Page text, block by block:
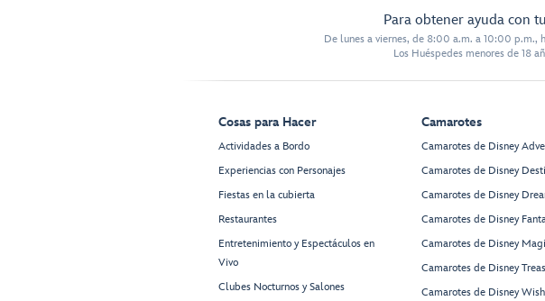
Para obtener ayuda con
De lunes a viernes, de 8:00 a.m. a 10:00 p.m.,
Los Huéspedes menores de 18
Cosas para Hacer
Actividades a Bordo
Experiencias con Personajes
Fiestas en la cubierta
Restaurantes
Entretenimiento y Espectáculos en
Vivo
Clubes Nocturnos y Salones
Camarotes
Camarotes de Disney
Camarotes de Disney
Camarotes de Disney
Camarotes de Disney
Camarotes de Disney
Camarotes de Disney
Camarotes de Disney Wish